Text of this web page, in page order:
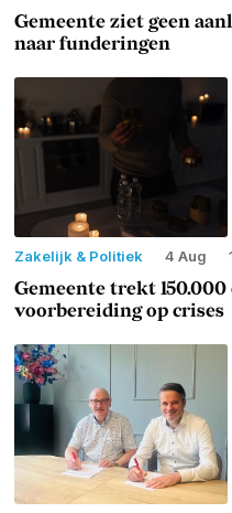
Gemeente ziet geen
naar funderingen
Zakelijk & Politiek 4 Aug
Gemeente trekt
voorbereiding op crises